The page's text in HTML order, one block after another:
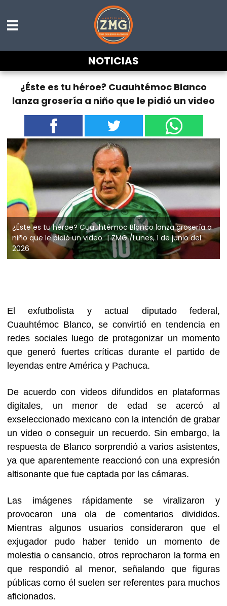
NOTICIAS
¿Éste es tu héroe? Cuauhtémoc Blanco
lanza grosería a niño que le pidió un video
¿Éste es tu héroe? Cuauhtémoc Blanco lanza grosería a
niño que le pidió un video
ZMG /Lunes, 1 de junio del
2026
El exfutbolista y actual diputado federal,
Cuauhtémoc Blanco, se convirtió en tendencia en
redes sociales luego de protagonizar un momento
que generó fuertes críticas durante el partido de
leyendas entre América y Pachuca.
De acuerdo con videos difundidos en plataformas
digitales, un menor de edad se acercó al
exseleccionado mexicano con la intención de grabar
un video o conseguir un recuerdo. Sin embargo, la
respuesta de Blanco sorprendió a varios asistentes,
ya que aparentemente reaccionó con una expresión
altisonante que fue captada por las cámaras.
Las imágenes rápidamente se viralizaron y
provocaron una ola de comentarios divididos.
Mientras algunos usuarios consideraron que el
exjugador pudo haber tenido un momento de
molestia o cansancio, otros reprocharon la forma en
que respondió al menor, señalando que figuras
públicas como él suelen ser referentes para muchos
aficionados.